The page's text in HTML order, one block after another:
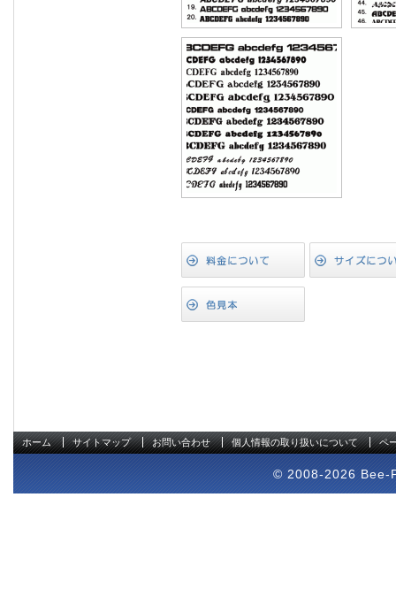
ホーム サイトマップ お問い合わせ 個人情報の取り扱いについて ペ
© 2008-2026 Bee-